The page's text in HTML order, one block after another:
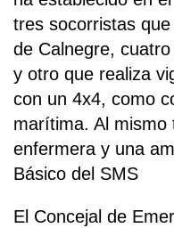
tres socorristas
de Calnegre,
y otro que realiza
con un 4x4, como
marítima. Al mismo
enfermera y una
Básico del SMS
El Concejal de